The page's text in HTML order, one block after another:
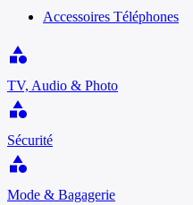
Accessoires Téléphones
category
TV, Audio & Photo
category
Sécurité
category
Mode & Bagagerie